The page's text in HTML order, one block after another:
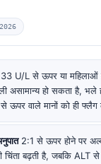
33 U/L से ऊपर या
असामान्य हो सकता है,
वाले मानों को ही
2:1 से ऊपर होने पर
चिंता बढ़ती है, जबकि ALT